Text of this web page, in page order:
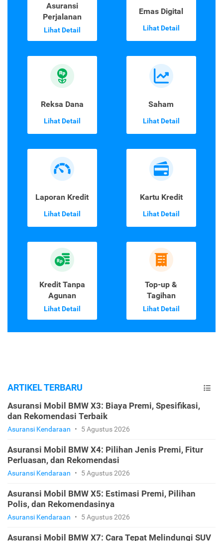
Asuransi
Perjalanan
Lihat Detail
Emas Digital
Lihat Detail
Reksa Dana
Lihat Detail
Saham
Lihat Detail
Laporan Kredit
Lihat Detail
Kartu Kredit
Lihat Detail
Kredit Tanpa
Agunan
Lihat Detail
Top-up &
Tagihan
Lihat Detail
ARTIKEL TERBARU
Asuransi Mobil BMW X3: Biaya Premi, Spesifikasi,
dan Rekomendasi Terbaik
Asuransi Kendaraan • 5 Agustus 2026
Asuransi Mobil BMW X4: Pilihan Jenis Premi, Fitur
Perluasan, dan Rekomendasi
Asuransi Kendaraan • 5 Agustus 2026
Asuransi Mobil BMW X5: Estimasi Premi, Pilihan
Polis, dan Rekomendasinya
Asuransi Kendaraan • 5 Agustus 2026
Asuransi Mobil BMW X7: Cara Tepat Melindungi SUV